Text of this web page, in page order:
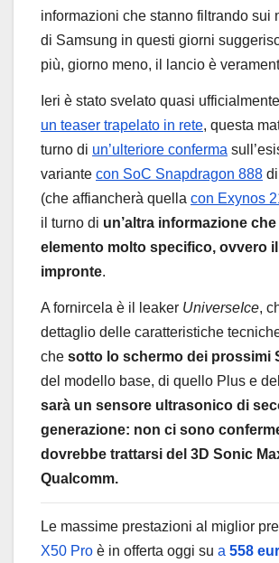
informazioni che stanno filtrando sui
di Samsung in questi giorni
più, giorno meno, il lancio è
Ieri è stato svelato quasi
un teaser trapelato in rete, questa
turno di un’ulteriore conferma
variante con SoC Snapdragon 888
(che affiancherà quella con Exynos
il turno di un’altra informazione
elemento molto specifico, ovvero
impronte.
A fornircela è il leaker UniverseIce,
dettaglio delle caratteristiche
che sotto lo schermo dei prossimi
del modello base, di quello Plus e
sarà un sensore ultrasonico di
generazione: non ci sono
dovrebbe trattarsi del 3D Sonic
Qualcomm.
Le massime prestazioni al miglior
X50 Pro è in offerta oggi su a 558